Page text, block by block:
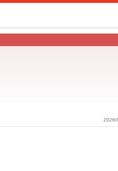
2026/